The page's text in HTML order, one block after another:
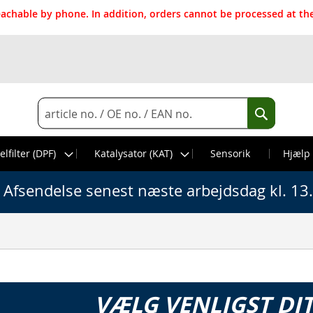
by phone. In addition, orders cannot be processed at
Search
Search
(DPF)
Katalysator (KAT) Sensorik Hjælp
Afsendelse senest næste arbejdsdag kl.
VÆLG VENLIGST